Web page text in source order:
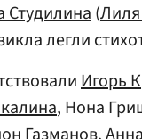
Студилина(
легли
Игорь
, Нона